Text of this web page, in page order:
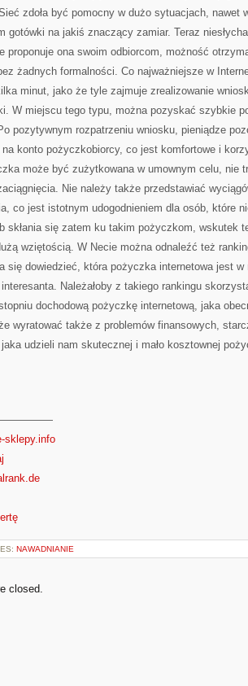
zdoła być pomocny w dużo sytuacjach, nawet
gotówki na jakiś znaczący zamiar. Teraz
proponuje ona swoim odbiorcom, możność
żadnych formalności. Co najważniejsze w
minut, jako że tyle zajmuje zrealizowanie
W miejscu tego typu, można pozyskać szybkie
pozytywnym rozpatrzeniu wniosku, pieniądze
na konto pożyczkobiorcy, co jest komfortowe i
może być zużytkowana w umownym celu, nie
Nie należy także przedstawiać
co jest istotnym udogodnieniem dla osób, które
skłania się zatem ku takim pożyczkom, wskutek
wziętością. W Necie można odnaleźć też
się dowiedzieć, która pożyczka internetowa jest
interesanta. Należałoby z takiego rankingu
dochodową pożyczkę internetową, jaka
wyratować także z problemów finansowych,
udzieli nam skutecznej i mało kosztownej
sklepy.info
NAWADNIANIE
closed.